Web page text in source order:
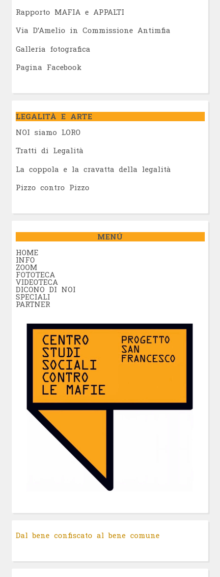
Rapporto MAFIA e APPALTI
Via D’Amelio in Commissione Antimfia
Galleria fotografica
Pagina Facebook
LEGALITÀ E ARTE
NOI siamo LORO
Tratti di Legalità
La coppola e la cravatta della legalità
Pizzo contro Pizzo
MENÚ
HOME
INFO
ZOOM
FOTOTECA
VIDEOTECA
DICONO DI NOI
SPECIALI
PARTNER
Dal bene confiscato al bene comune